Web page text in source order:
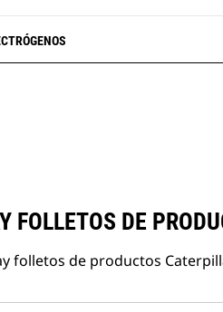
FOLLETOS DE
folletos de productos